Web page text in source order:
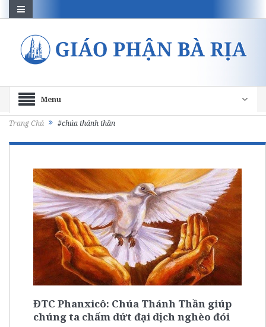
Menu
Trang Chủ #chúa thánh thần
ĐTC Phanxicô: Chúa Thánh Thần giúp
chúng ta chấm dứt đại dịch nghèo đói